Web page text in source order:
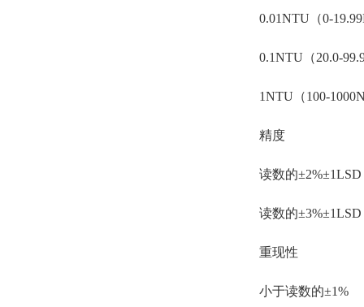
0.01NTU（0-
0.1NTU（20.0-
1NTU（100-
精度
读数的
读数的
重现性
小于读数的±1%